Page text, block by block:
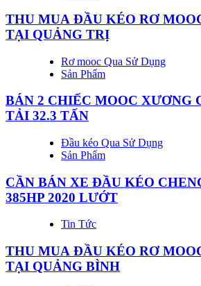
THU MUA ĐẦU KÉO RƠ
TẠI QUẢNG TRỊ
Rơ mooc Qua Sử Dụng
Sản Phẩm
BÁN 2 CHIẾC MOOC XƯƠNG
TẢI 32.3 TẤN
Đầu kéo Qua Sử Dụng
Sản Phẩm
CẦN BÁN XE ĐẦU KÉO
385HP 2020 LƯỚT
Tin Tức
THU MUA ĐẦU KÉO RƠ
TẠI QUẢNG BÌNH